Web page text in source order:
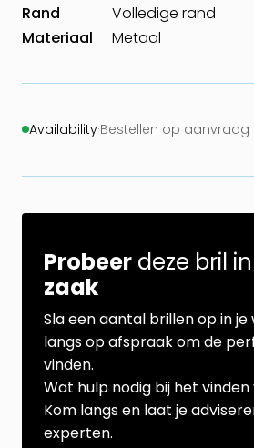
Rand
Volledige rand
Materiaal
Metaal
Availability·Bestellen op aanvraag
Probeer deze bril in
zaak
Sla een aantal brillen op in
langs op afspraak om de
vinden.
Wat hulp nodig bij het vinden
Kom langs en laat je
experten.